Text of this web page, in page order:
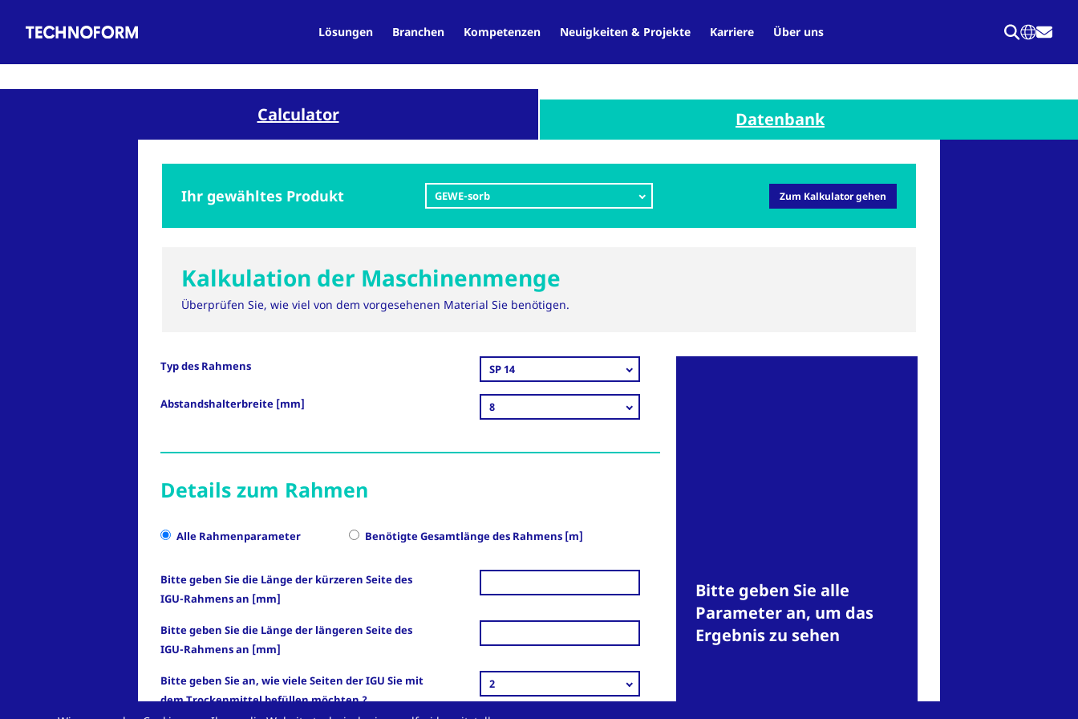
zum
navigation
Lösungen Branchen Kompetenzen Neuigkeiten & Projekte Karriere Über uns
Calculator Datenbank
Ihr gewähltes Produkt GEWE-sorb Zum Kalkulator gehen
Kalkulation der Maschinenmenge
Überprüfen Sie, wie viel von dem vorgesehenen Material Sie benötigen.
Typ des Rahmens SP 14
Abstandshalterbreite [mm] 8
Details zum Rahmen
Alle Rahmenparameter Benötigte Gesamtlänge des Rahmens [m]
Bitte geben Sie die Länge der kürzeren Seite des
IGU-Rahmens an [mm]
Bitte geben Sie die Länge der längeren Seite des
IGU-Rahmens an [mm]
Bitte geben Sie an, wie viele Seiten der IGU Sie mit
dem Trockenmittel befüllen möchten ?
2
Bitte geben Sie alle
Parameter an, um das
Ergebnis zu sehen